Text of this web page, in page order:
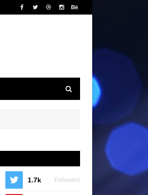
1.7k Followers